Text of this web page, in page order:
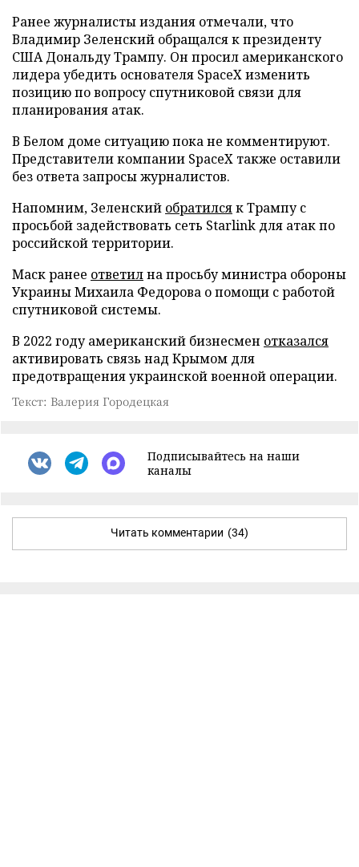
Ранее журналисты издания отмечали, что
Владимир Зеленский обращался к президенту
США Дональду Трампу. Он просил американского
лидера убедить основателя SpaceX изменить
позицию по вопросу спутниковой связи для
планирования атак.
В Белом доме ситуацию пока не комментируют.
Представители компании SpaceX также оставили
без ответа запросы журналистов.
Напомним, Зеленский обратилсяк Трампу с
просьбой задействовать сеть Starlink для атак по
российской территории.
Маск ранее ответилна просьбу министра обороны
Украины Михаила Федорова о помощи с работой
спутниковой системы.
В 2022 году американский бизнесмен отказался
активировать связь над Крымом для
предотвращения украинской военной операции.
Текст: Валерия Городецкая
Подписывайтесь на наши
каналы
Читать комментарии (34)